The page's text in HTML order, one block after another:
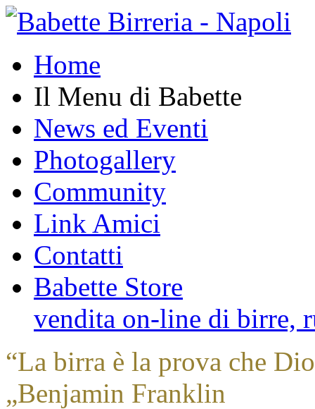
Home
Il Menu di Babette
News ed Eventi
Photogallery
Community
Link Amici
Contatti
Babette Store
vendita on-line di birre,
“La birra è la prova che
„Benjamin Franklin